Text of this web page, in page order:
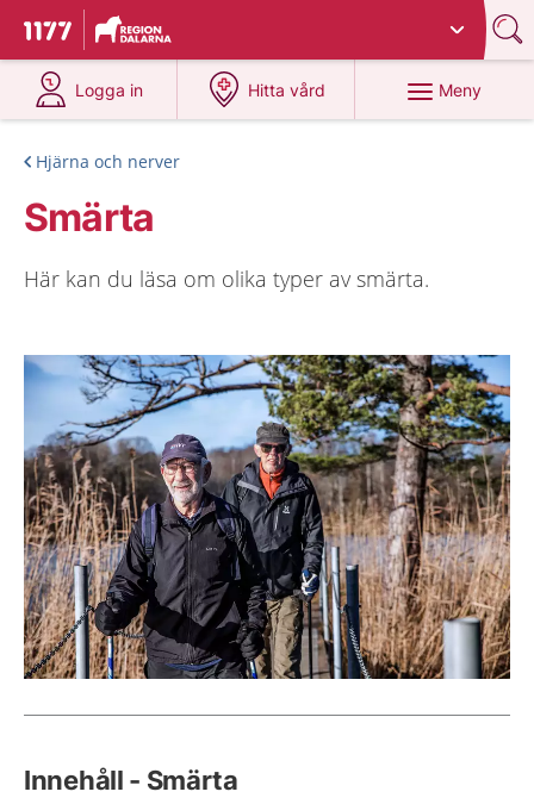
Till startsidan för 1177
Du har valt region
Logga in
på 1177.se
Hitta vård
på 1177.se
Meny
Hjärna och nerver
Smärta
Här kan du läsa om olika typer av smärta.
Innehåll - Smärta